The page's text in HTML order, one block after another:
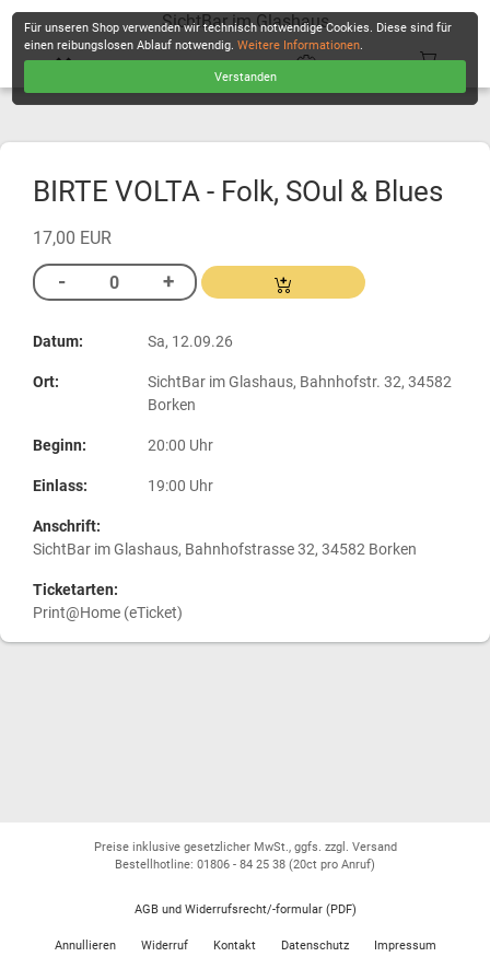
SichtBar im Glashaus
BIRTE VOLTA - Folk, SOul & Blues
17,00 EUR
Datum: Sa, 12.09.26
Ort:
SichtBar im Glashaus, Bahnhofstr. 32, 34582
Borken
Beginn: 20:00 Uhr
Einlass: 19:00 Uhr
Anschrift:
SichtBar im Glashaus, Bahnhofstrasse 32, 34582 Borken
Ticketarten:
Print@Home (eTicket)
Für unseren Shop verwenden wir technisch notwendige Cookies. Diese sind für
einen reibungslosen Ablauf notwendig.Weitere Informationen.
Verstanden
Preise inklusive gesetzlicher MwSt., ggfs. zzgl. Versand
Bestellhotline: 01806 - 84 25 38 (20ct pro Anruf)
AGB und Widerrufsrecht/-formular (PDF)
Annullieren Widerruf Kontakt Datenschutz Impressum